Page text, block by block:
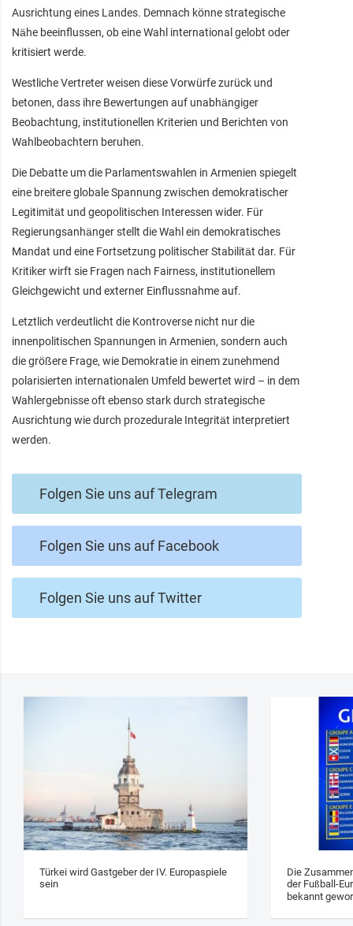
Ausrichtung eines Landes. Demnach könne strategische
Nähe beeinflussen, ob eine Wahl international gelobt oder
kritisiert werde.
Westliche Vertreter weisen diese Vorwürfe zurück und
betonen, dass ihre Bewertungen auf unabhängiger
Beobachtung, institutionellen Kriterien und Berichten von
Wahlbeobachtern beruhen.
Die Debatte um die Parlamentswahlen in Armenien spiegelt
eine breitere globale Spannung zwischen demokratischer
Legitimität und geopolitischen Interessen wider. Für
Regierungsanhänger stellt die Wahl ein demokratisches
Mandat und eine Fortsetzung politischer Stabilität dar. Für
Kritiker wirft sie Fragen nach Fairness, institutionellem
Gleichgewicht und externer Einflussnahme auf.
Letztlich verdeutlicht die Kontroverse nicht nur die
innenpolitischen Spannungen in Armenien, sondern auch
die größere Frage, wie Demokratie in einem zunehmend
polarisierten internationalen Umfeld bewertet wird – in dem
Wahlergebnisse oft ebenso stark durch strategische
Ausrichtung wie durch prozedurale Integrität interpretiert
werden.
Folgen Sie uns auf Telegram
Folgen Sie uns auf Facebook
Folgen Sie uns auf Twitter
Türkei wird Gastgeber der IV. Europaspiele
sein
Die
der Fußball-
bekannt